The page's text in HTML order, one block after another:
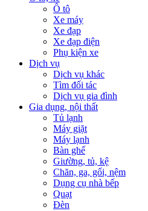
Ô tô
Xe máy
Xe đạp
Xe đạp điện
Phụ kiện xe
Dịch vụ
Dịch vụ khác
Tìm đối tác
Dịch vụ gia đình
Gia dụng, nội thất
Tủ lạnh
Máy giặt
Máy lạnh
Bàn ghế
Giường, tủ, kệ
Chăn, ga, gối, nệm
Dụng cụ nhà bếp
Quạt
Đèn